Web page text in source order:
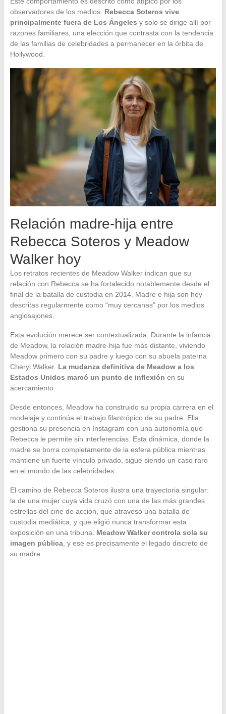
observadores de los medios. Rebecca Soteros vive
principalmente fuera de Los Ángeles y solo se dirige allí por
razones familiares, una elección que contrasta con la tendencia
de las familias de celebridades a permanecer en la órbita de
Hollywood.
Relación madre-hija entre
Rebecca Soteros y Meadow
Walker hoy
Los retratos recientes de Meadow Walker indican que su
relación con Rebecca se ha fortalecido notablemente desde el
final de la batalla de custodia en 2014. Madre e hija son hoy
descritas regularmente como “muy cercanas” por los medios
anglosajones.
Esta evolución merece ser contextualizada. Durante la infancia
de Meadow, la relación madre-hija fue más distante, viviendo
Meadow primero con su padre y luego con su abuela paterna
Cheryl Walker. La mudanza definitiva de Meadow a los
Estados Unidos marcó un punto de inflexión en su
acercamiento.
Desde entonces, Meadow ha construido su propia carrera en el
modelaje y continúa el trabajo filantrópico de su padre. Ella
gestiona su presencia en Instagram con una autonomía que
Rebecca le permite sin interferencias. Esta dinámica, donde la
madre se borra completamente de la esfera pública mientras
mantiene un fuerte vínculo privado, sigue siendo un caso raro
en el mundo de las celebridades.
El camino de Rebecca Soteros ilustra una trayectoria singular:
la de una mujer cuya vida cruzó con una de las más grandes
estrellas del cine de acción, que atravesó una batalla de
custodia mediática, y que eligió nunca transformar esta
exposición en una tribuna. Meadow Walker controla sola su
imagen pública, y ese es precisamente el legado discreto de
su madre.